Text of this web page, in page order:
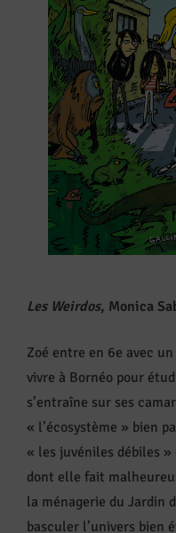
Les Weirdos, Monica
Zoé entre en 6e avec
vivre à Bornéo pour
s’entraîne sur ses
« l’écosystème » bien
« les juvéniles débiles
dont elle fait
la ménagerie du Jardin
basculer l’univers bien